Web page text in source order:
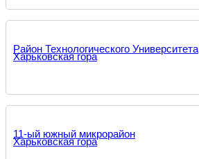
Район Технологического Университета
Харьковская гора
11-ый южный микрорайон
Харьковская гора